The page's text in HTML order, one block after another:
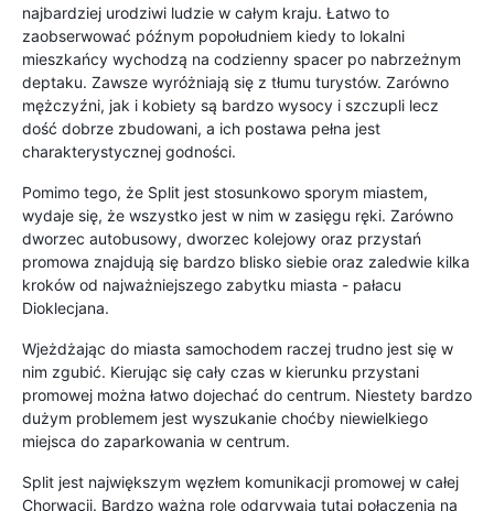
najbardziej urodziwi ludzie w całym kraju. Łatwo to
zaobserwować późnym popołudniem kiedy to lokalni
mieszkańcy wychodzą na codzienny spacer po nabrzeżnym
deptaku. Zawsze wyróżniają się z tłumu turystów. Zarówno
mężczyźni, jak i kobiety są bardzo wysocy i szczupli lecz
dość dobrze zbudowani, a ich postawa pełna jest
charakterystycznej godności.
Pomimo tego, że Split jest stosunkowo sporym miastem,
wydaje się, że wszystko jest w nim w zasięgu ręki. Zarówno
dworzec autobusowy, dworzec kolejowy oraz przystań
promowa znajdują się bardzo blisko siebie oraz zaledwie kilka
kroków od najważniejszego zabytku miasta - pałacu
Dioklecjana.
Wjeżdżając do miasta samochodem raczej trudno jest się w
nim zgubić. ­Kierując się cały czas w kierunku przystani
promowej można łatwo dojechać do centrum. Niestety bardzo
dużym problemem jest wyszukanie choćby niewielkiego
miejsca do zaparkowania w centrum.
Split jest największym węzłem komunikacji promowej w całej
Chorwacji. Bardzo ważną rolę odgrywają tutaj połączenia na